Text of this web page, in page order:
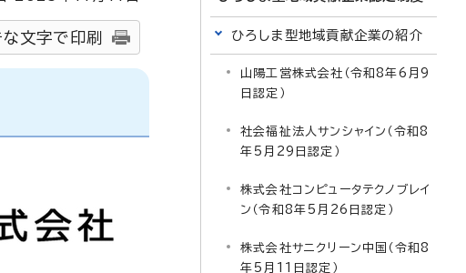
文字で印刷 ひろしま型地域貢献企業の紹介
山陽工営株式会社（令和8年6月9
日認定）
社会福祉法人サンシャイン（令和8
年5月29日認定）
株式会社コンピュータテクノブレイ
ン（令和8年5月26日認定）
株式会社サニクリーン中国（令和8
年5月11日認定）